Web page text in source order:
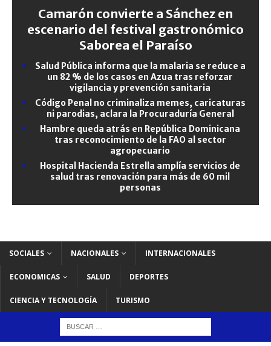
Camarón convierte a Sánchez en
escenario del festival gastronómico
Saborea el Paraíso
Salud Pública informa que la malaria se reduce a
un 82 % de los casos en Azua tras reforzar
vigilancia y prevención sanitaria
Código Penal no criminaliza memes, caricaturas
ni parodias, aclara la Procuraduría General
Hambre queda atrás en República Dominicana
tras reconocimiento de la FAO al sector
agropecuario
Hospital Hacienda Estrella amplía servicios de
salud tras renovación para más de 60 mil
personas
SOCIALES NACIONALES INTERNACIONALES
ECONOMICAS SALUD DEPORTES
CIENCIA Y TECNOLOGÍA TURISMO